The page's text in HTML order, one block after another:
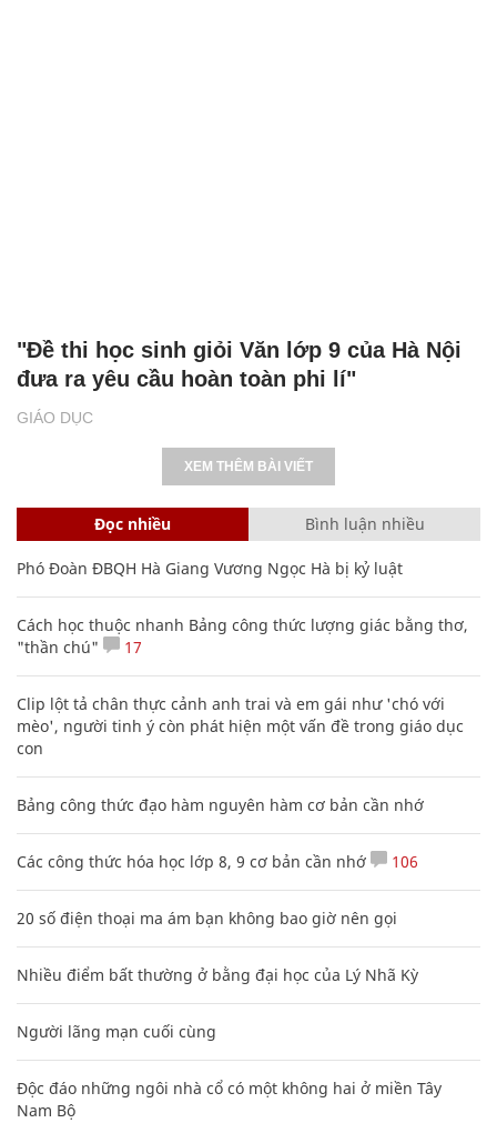
GIÁO DỤC
"Đề thi học sinh giỏi Văn lớp 9 của Hà Nội
đưa ra yêu cầu hoàn toàn phi lí"
XEM THÊM BÀI VIẾT
Đọc nhiều Bình luận nhiều
Phó Đoàn ĐBQH Hà Giang Vương Ngọc Hà bị kỷ luật
Cách học thuộc nhanh Bảng công thức lượng giác bằng thơ,
"thần chú"
17
Clip lột tả chân thực cảnh anh trai và em gái như 'chó với
mèo', người tinh ý còn phát hiện một vấn đề trong giáo dục
con
Bảng công thức đạo hàm nguyên hàm cơ bản cần nhớ
Các công thức hóa học lớp 8, 9 cơ bản cần nhớ 106
20 số điện thoại ma ám bạn không bao giờ nên gọi
Nhiều điểm bất thường ở bằng đại học của Lý Nhã Kỳ
Người lãng mạn cuối cùng
Độc đáo những ngôi nhà cổ có một không hai ở miền Tây
Nam Bộ